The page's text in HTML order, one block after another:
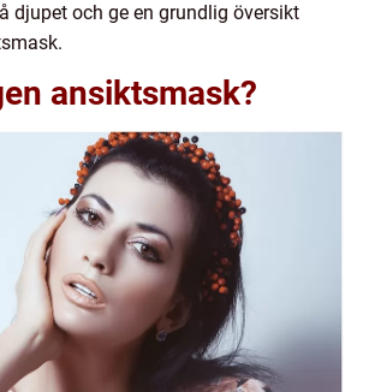
djupet och ge en grundlig översikt
ansiktsmask?